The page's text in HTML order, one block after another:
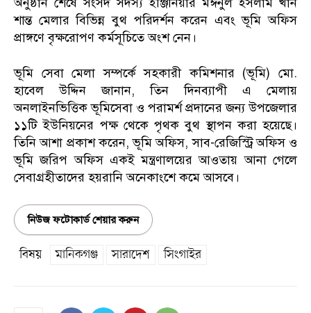
শান্ত মেলার বিভিন্ন বুথ পরিদর্শন করেন এবং ভূমি অফিস
প্রাঙ্গণে বৃক্ষরোপণ কর্মসূচিতে অংশ নেন।
ভূমি সেবা মেলা সম্পর্কে সহকারী কমিশনার (ভূমি) মো.
হাবেল উদ্দিন জানান, তিন দিনব্যাপী এ মেলায়
অনলাইনভিত্তিক ভূমিসেবা ও পরামর্শ প্রদানের জন্য উপজেলার
১১টি ইউনিয়নের পক্ষ থেকে পৃথক বুথ স্থাপন করা হয়েছে।
তিনি আশা প্রকাশ করেন, ভূমি অফিস, সাব-রেজিস্ট্রি অফিস ও
ভূমি জরিপ অফিস একই মন্ত্রণালয়ের আওতায় আনা গেলে
সেবাগ্রহীতাদের হয়রানি অনেকাংশে কমে আসবে।
নিউজ ফটোকার্ড শেয়ার করুন
বিষয় মানিকগঞ্জ সারাদেশ সিংগাইর